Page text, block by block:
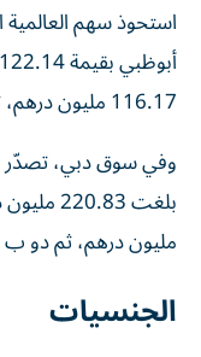
استحوذ سهم
116.17 مليون درهم، ثم أدنوك للغاز ب 94.01 مليون درهم.
وفي سوق دبي، تصدّر
مليون درهم، ثم دو ب 36.44 مليون درهم.
الجنسيات